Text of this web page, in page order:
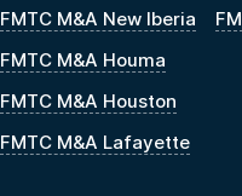
FMTC M&A New Iberia
FMTC M&A Houma
FMTC M&A Houston
FMTC M&A Lafayette